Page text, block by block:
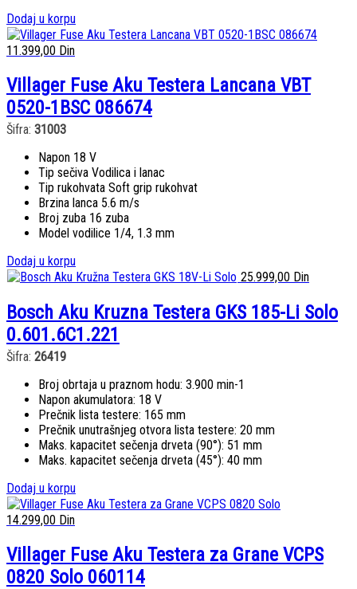
Dodaj u korpu
11.399,00 Din
Villager Fuse Aku Testera Lancana VBT
0520-1BSC 086674
Šifra: 31003
Napon 18 V
Tip sečiva Vodilica i lanac
Tip rukohvata Soft grip rukohvat
Brzina lanca 5.6 m/s
Broj zuba 16 zuba
Model vodilice 1/4, 1.3 mm
Dodaj u korpu
25.999,00 Din
Bosch Aku Kruzna Testera GKS 185-Li Solo
0.601.6C1.221
Šifra: 26419
Broj obrtaja u praznom hodu: 3.900 min-1
Napon akumulatora: 18 V
Prečnik lista testere: 165 mm
Prečnik unutrašnjeg otvora lista testere: 20 mm
Maks. kapacitet sečenja drveta (90°): 51 mm
Maks. kapacitet sečenja drveta (45°): 40 mm
Dodaj u korpu
14.299,00 Din
Villager Fuse Aku Testera za Grane VCPS
0820 Solo 060114